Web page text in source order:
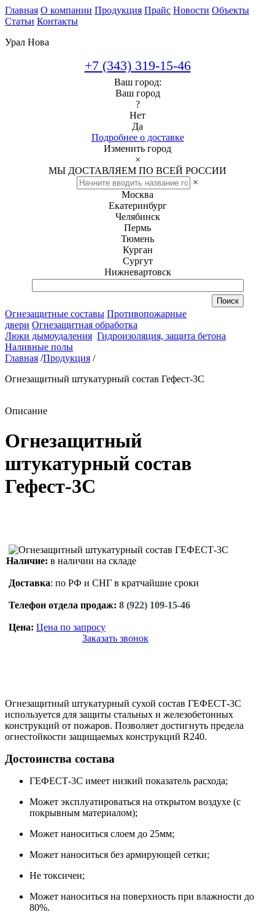
Главная О компании Продукция Прайс Новости Объекты
Статьи Контакты
Урал Нова
+7 (343) 319-15-46
Ваш город:
Ваш город
?
Нет
Да
Подробнее о доставке
Изменить город
×
МЫ ДОСТАВЛЯЕМ ПО ВСЕЙ РОССИИ
×
Москва
Екатеринбург
Челябинск
Пермь
Тюмень
Курган
Сургут
Нижневартовск
Огнезащитные составы Противопожарные
двери Огнезащитная обработка
Люки дымоудаления Гидроизоляция, защита бетона
Наливные полы
Главная /Продукция /
Огнезащитный штукатурный состав Гефест-3С
Описание
Огнезащитный
штукатурный состав
Гефест-3С
Наличие: в наличии на складе
Доставка: по РФ и СНГ в кратчайшие сроки
Телефон отдела продаж: 8 (922) 109-15-46
Цена: Цена по запросу
Заказать звонок
Огнезащитный штукатурный сухой состав ГЕФЕСТ-3С
используется для защиты стальных и железобетонных
конструкций от пожаров. Позволяет достигнуть предела
огнестойкости защищаемых конструкций R240.
Достоинства состава
ГЕФЕСТ-3С имеет низкий показатель расхода;
Может эксплуатироваться на открытом воздухе (с
покрывным материалом);
Может наноситься слоем до 25мм;
Может наноситься без армирующей сетки;
Не токсичен;
Может наноситься на поверхность при влажности до
80%.